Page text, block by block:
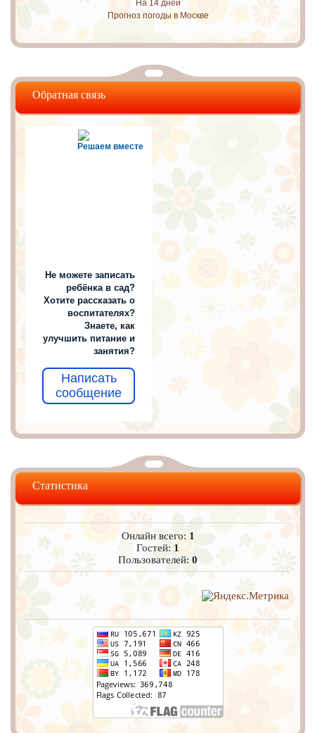
На 14 дней
Прогноз погоды в Москве
Обратная связь
Решаем вместе
Не можете записать
ребёнка в сад?
Хотите рассказать о
воспитателях?
Знаете, как
улучшить питание и
занятия?
Написать
сообщение
Статистика
Онлайн всего: 1
Гостей: 1
Пользователей:0